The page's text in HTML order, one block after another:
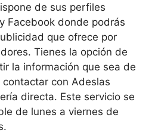
de sus perfiles
Facebook donde podrás
que ofrece por
Tienes la opción de
la información que sea de
con Adeslas
directa. Este servicio se
de lunes a viernes de